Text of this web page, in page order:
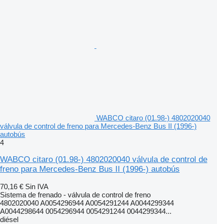
WABCO citaro (01.98-) 4802020040
válvula de control de freno para Mercedes-Benz Bus II (1996-)
autobús
4
WABCO citaro (01.98-) 4802020040 válvula de control de
freno para Mercedes-Benz Bus II (1996-) autobús
70,16 € Sin IVA
Sistema de frenado - válvula de control de freno
4802020040 A0054296944 A0054291244 A0044299344
A0044298644 0054296944 0054291244 0044299344...
diésel